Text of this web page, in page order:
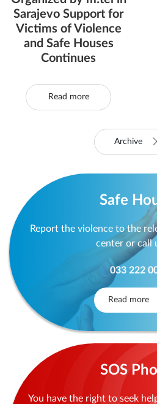
Sarajevo Support for
Victims of Violence
and Safe Houses
Continues
Read more
Archive
Safe
Report the violence to the
center or call
033 222
Read more
SOS
You have the right to seek